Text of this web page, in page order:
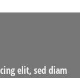
elit, sed diam